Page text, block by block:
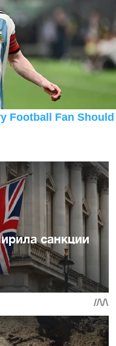
санкции